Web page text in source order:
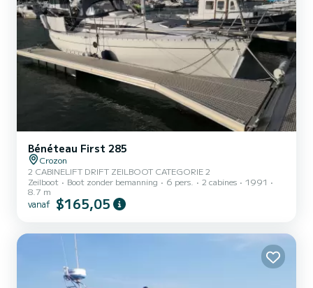
Bénéteau First 285
Crozon
2 CABINELIFT DRIFT ZEILBOOT CATEGORIE 2
Zeilboot
Boot zonder bemanning 6 pers. 2 cabines
1991
8.7 m
vanaf $165,05